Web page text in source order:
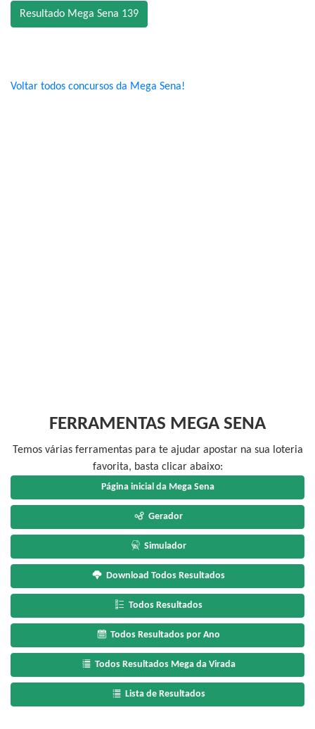
Resultado Mega Sena 139
Voltar todos concursos da Mega Sena!
FERRAMENTAS MEGA SENA
Temos várias ferramentas para te ajudar apostar na sua loteria
favorita, basta clicar abaixo:
Página inicial da Mega Sena
Gerador
Simulador
Download Todos Resultados
Todos Resultados
Todos Resultados por Ano
Todos Resultados Mega da Virada
Lista de Resultados